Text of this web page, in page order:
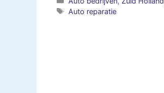
Tags
Auto reparatie